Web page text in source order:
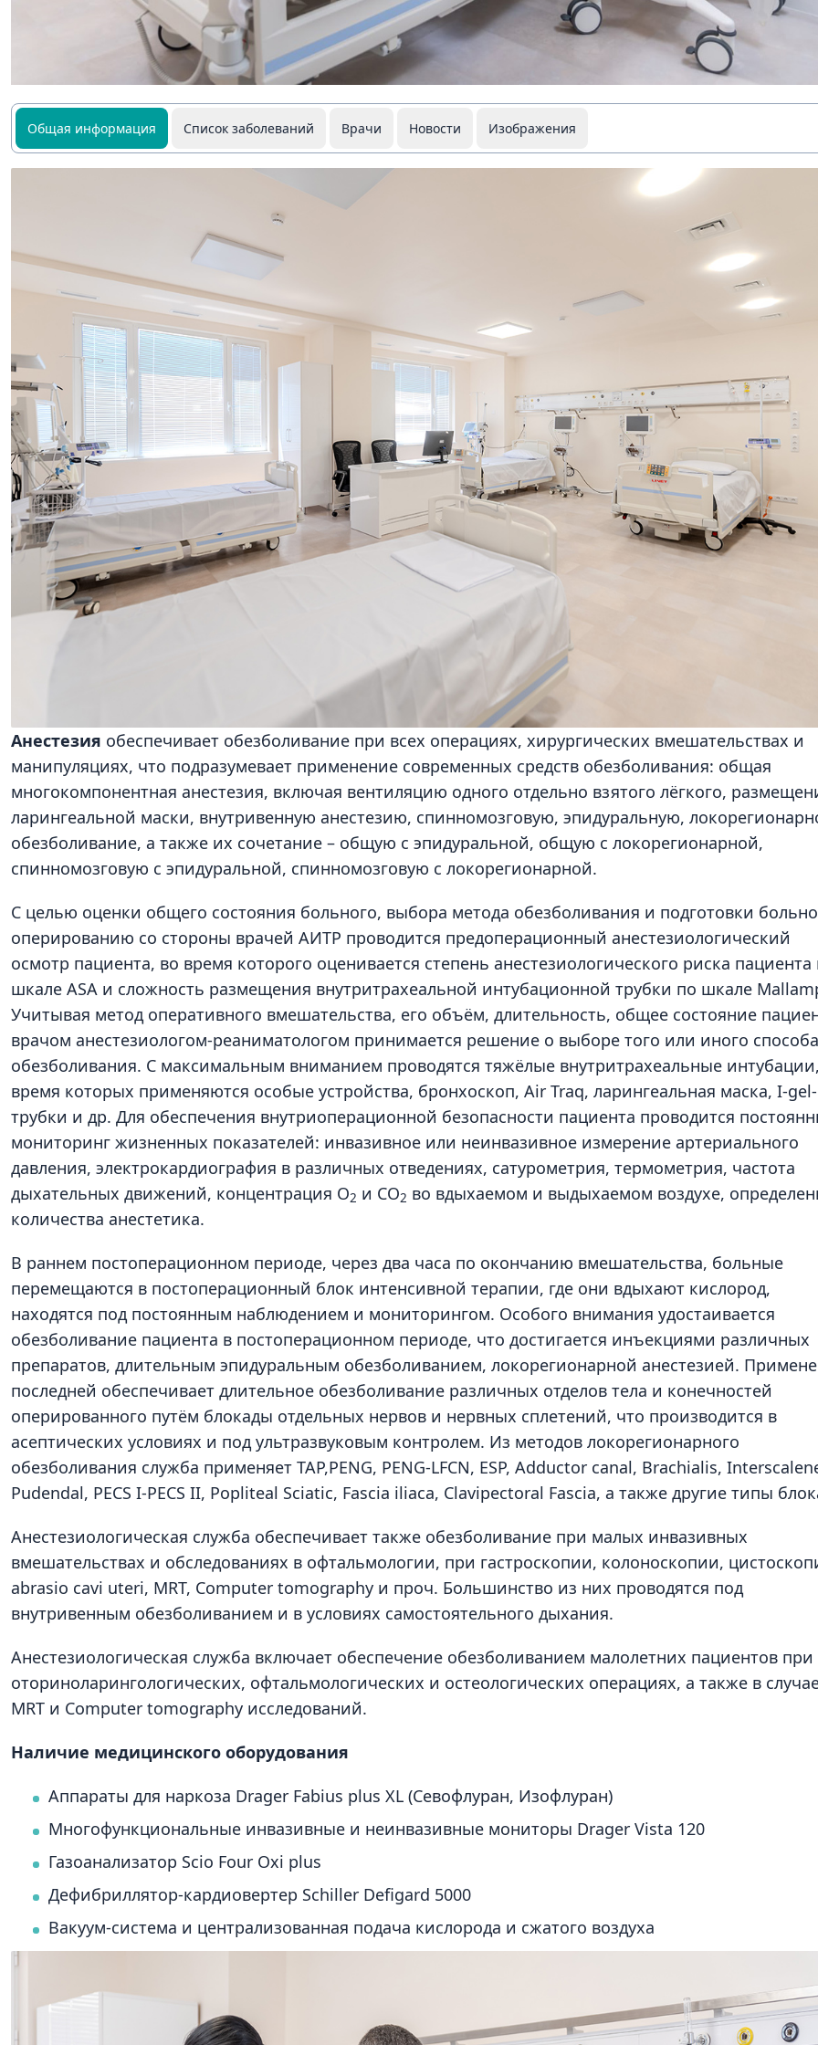
Общая информация Список заболеваний Врачи Новости Изображения
Анестезия обеспечивает обезболивание при всех операциях, хирургических вмешательствах и
манипуляциях, что подразумевает применение современных средств обезболивания: общая
многокомпонентная анестезия, включая вентиляцию одного отдельно взятого лёгкого,
ларингеальной маски, внутривенную анестезию, спинномозговую, эпидуральную,
обезболивание, а также их сочетание – общую с эпидуральной, общую с локорегионарной,
спинномозговую с эпидуральной, спинномозговую с локорегионарной.
С целью оценки общего состояния больного, выбора метода обезболивания и подготовки
оперированию со стороны врачей АИТР проводится предоперационный анестезиологический
осмотр пациента, во время которого оценивается степень анестезиологического риска пациента
шкале ASA и сложность размещения внутритрахеальной интубационной трубки по шкале
Учитывая метод оперативного вмешательства, его объём, длительность, общее состояние
врачом анестезиологом-реаниматологом принимается решение о выборе того или иного способа
обезболивания. С максимальным вниманием проводятся тяжёлые внутритрахеальные
время которых применяются особые устройства, бронхоскоп, Air Traq, ларингеальная маска, I-gel-
трубки и др. Для обеспечения внутриоперационной безопасности пациента проводится
мониторинг жизненных показателей: инвазивное или неинвазивное измерение артериального
давления, электрокардиография в различных отведениях, сатурометрия, термометрия, частота
дыхательных движений, концентрация O2 и CO2 во вдыхаемом и выдыхаемом воздухе,
количества анестетика.
В раннем постоперационном периоде, через два часа по окончанию вмешательства, больные
перемещаются в постоперационный блок интенсивной терапии, где они вдыхают кислород,
находятся под постоянным наблюдением и мониторингом. Особого внимания удостаивается
обезболивание пациента в постоперационном периоде, что достигается инъекциями различных
препаратов, длительным эпидуральным обезболиванием, локорегионарной анестезией.
последней обеспечивает длительное обезболивание различных отделов тела и конечностей
оперированного путём блокады отдельных нервов и нервных сплетений, что производится в
асептических условиях и под ультразвуковым контролем. Из методов локорегионарного
обезболивания служба применяет TAP,PENG, PENG-LFCN, ESP, Adductor canal, Brachialis,
Pudendal, PECS I-PECS II, Popliteal Sciatic, Fascia iliaca, Clavipectoral Fascia, а также другие типы
Анестезиологическая служба обеспечивает также обезболивание при малых инвазивных
вмешательствах и обследованиях в офтальмологии, при гастроскопии, колоноскопии,
abrasio cavi uteri, MRT, Computer tomography и проч. Большинство из них проводятся под
внутривенным обезболиванием и в условиях самостоятельного дыхания.
Анестезиологическая служба включает обеспечение обезболиванием малолетних пациентов при
оториноларингологических, офтальмологических и остеологических операциях, а также в
MRT и Computer tomography исследований.
Наличие медицинского оборудования
Аппараты для наркоза Drager Fabius plus XL (Севофлуран, Изофлуран)
Многофункциональные инвазивные и неинвазивные мониторы Drager Vista 120
Газоанализатор Scio Four Oxi plus
Дефибриллятор-кардиовертер Schiller Defigard 5000
Вакуум-система и централизованная подача кислорода и сжатого воздуха